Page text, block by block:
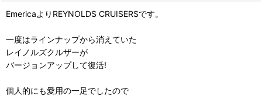
EmericaよりREYNOLDS CRUISERSです。
一度はラインナップから消えていた
レイノルズクルザーが
バージョンアップして復活!
個人的にも愛用の一足でしたので